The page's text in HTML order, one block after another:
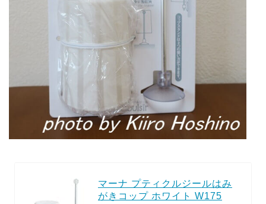
マーナ プティクルジールはみ
がきコップ ホワイト W175